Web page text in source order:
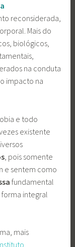
reconsiderada,
Mais do
biológicos,
na conduta
impacto na
e todo
existente
, pois somente
e sentem como
fundamental
integral
mais